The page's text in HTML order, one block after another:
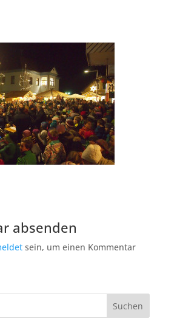
absenden
sein, um einen Kommentar